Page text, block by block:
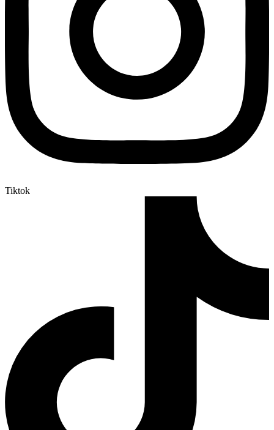
Tiktok